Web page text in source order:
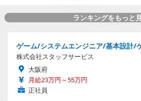
ランキングをもっと
ゲーム/システムエンジニア/基本設計
株式会社スタッフサービス
大阪府
月給23万円～55万円
正社員